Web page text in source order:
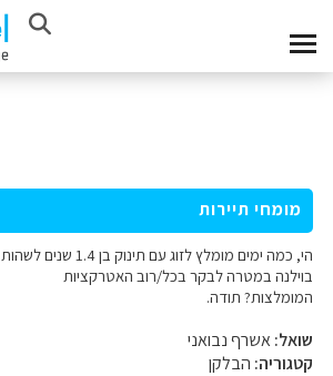
מומחי תיירות
הי, כמה ימים מומלץ לזוג עם תינוק בן 1.4 שנים לשהות
בוילנה במטרה לבקר בכל/רוב האטרקציות
המומלצות? תודה.
שואל:אשרף נבואני
קטגוריה: הבלקן